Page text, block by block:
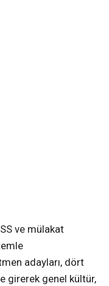
ve mülakat
adayları, dört
girerek genel kültür,